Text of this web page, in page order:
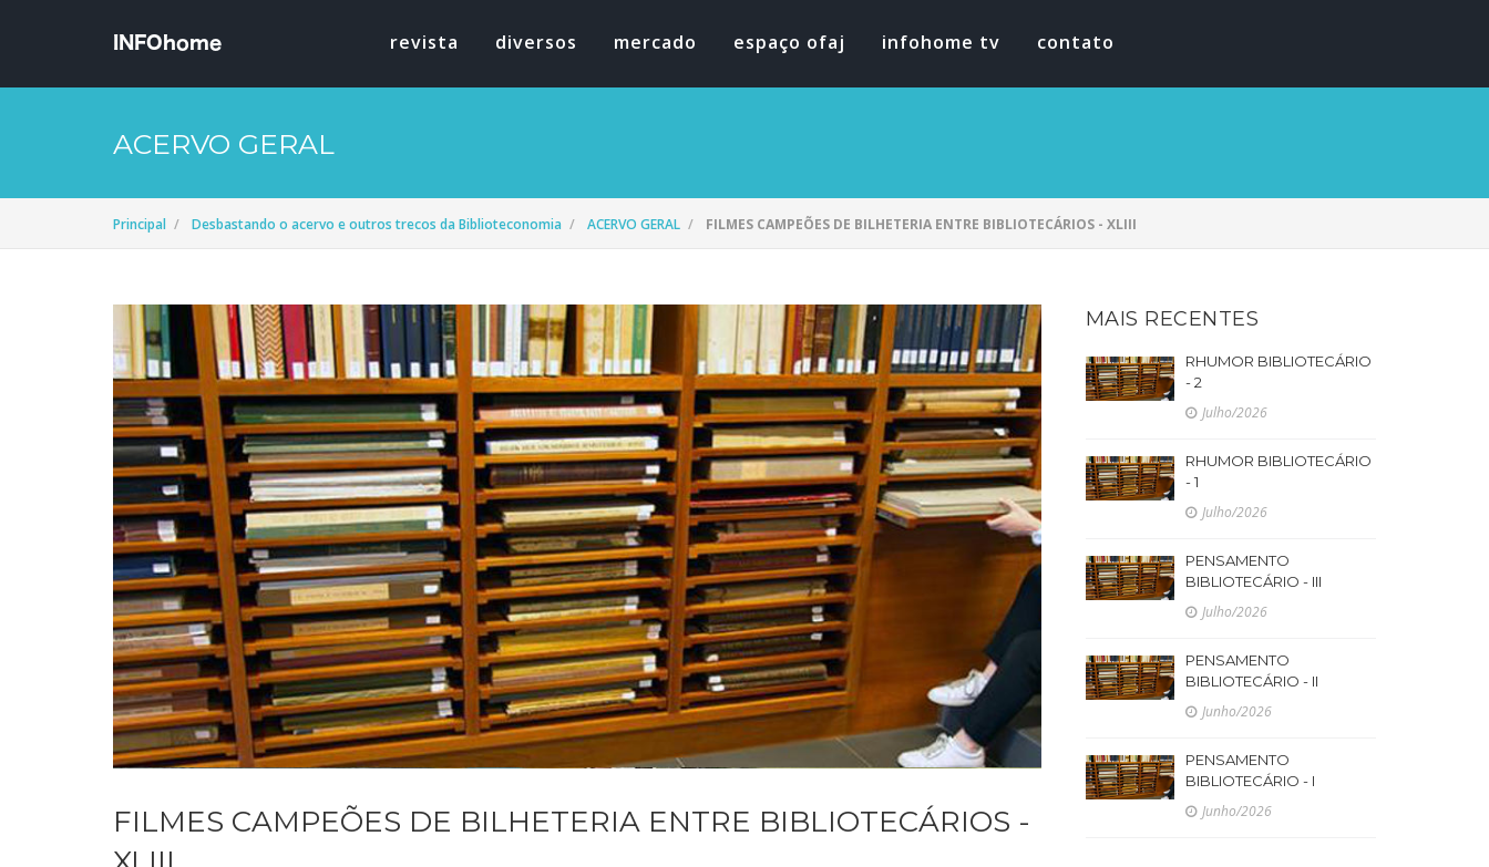
revista diversos mercado espaço ofaj infohome tv contato
ACERVO GERAL
Principal Desbastando o acervo e outros trecos da Biblioteconomia ACERVO GERAL FILMES CAMPEÕES DE BILHETERIA ENTRE BIBLIOTECÁRIOS - XLIII
FILMES CAMPEÕES DE BILHETERIA ENTRE BIBLIOTECÁRIOS -
MAIS RECENTES
RHUMOR BIBLIOTECÁRIO
- 2
Julho/2026
RHUMOR BIBLIOTECÁRIO
- 1
Julho/2026
PENSAMENTO
BIBLIOTECÁRIO - III
Julho/2026
PENSAMENTO
BIBLIOTECÁRIO - II
Junho/2026
PENSAMENTO
BIBLIOTECÁRIO - I
Junho/2026